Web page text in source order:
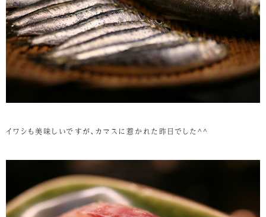
イワシも美味しいですが、カマスに惹かれた昨日でした^^